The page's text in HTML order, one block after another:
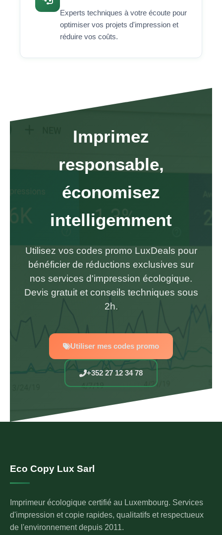
Experts techniques à votre écoute pour
optimiser vos projets d'impression et
réduire vos coûts.
Imprimez
responsable,
économisez
intelligemment
Utilisez vos codes promo LuxDeals pour
bénéficier de réductions exclusives sur
nos services d'impression écologique.
Devis gratuit et conseils techniques sous
2h.
Utiliser mes codes promo
+352 27 12 34 78
Eco Copy Lux Sarl
Imprimeur écologique certifié au Luxembourg. Services
d'impression et copie rapides, qualitatifs et respectueux
de l'environnement depuis 2011.